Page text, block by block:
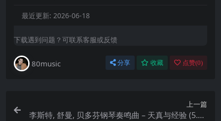
最近更新: 2026-06-18
下载遇到问题？可联系客服或反馈
80music 分享 收藏 点赞(0)
上一篇
李斯特, 舒曼, 贝多芬钢琴奏鸣曲 – 天真与经验 (5.1C